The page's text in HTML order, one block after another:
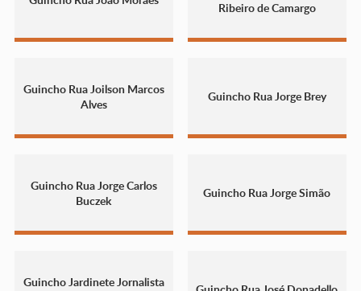
Ribeiro de Camargo
Guincho Rua Joilson Marcos
Alves
Guincho Rua Jorge Brey
Guincho Rua Jorge Carlos
Buczek
Guincho Rua Jorge Simão
Guincho Jardinete Jornalista